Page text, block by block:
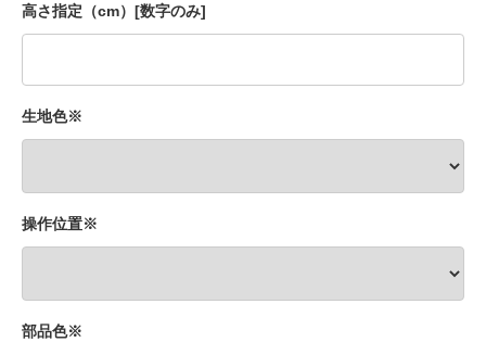
高さ指定（cm）[数字のみ]
生地色※
操作位置※
部品色※